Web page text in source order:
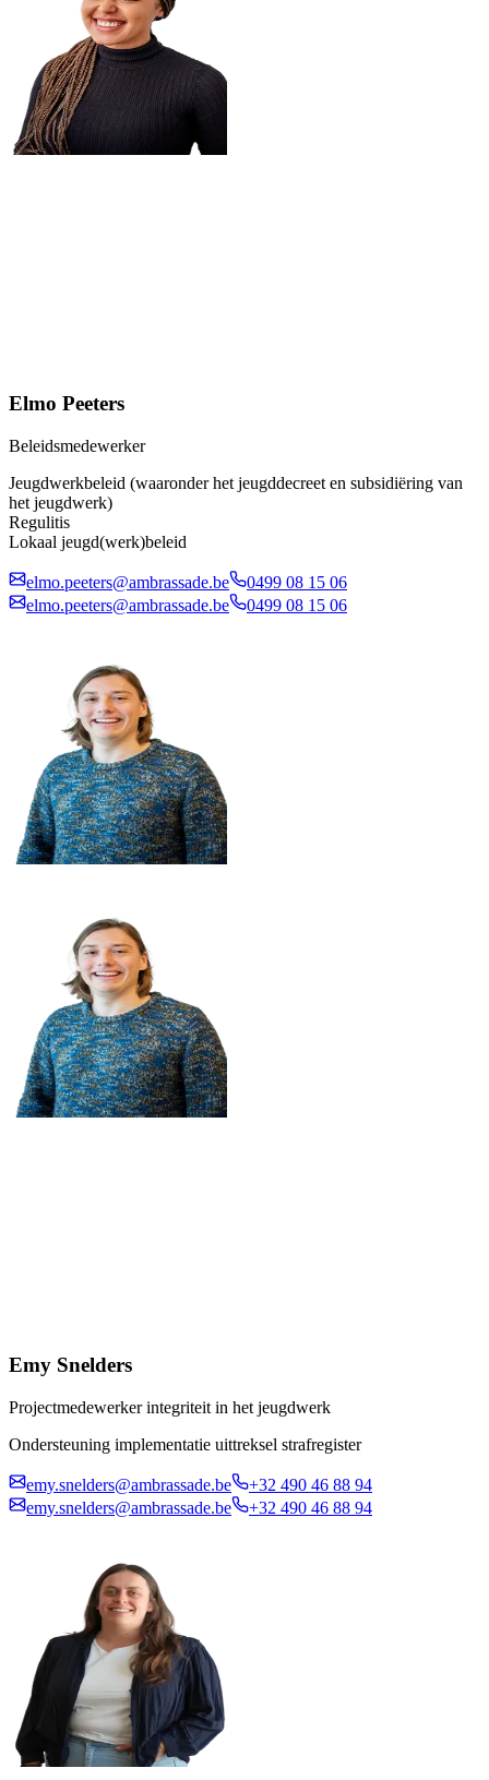
Elmo Peeters
Beleidsmedewerker
Jeugdwerkbeleid (waaronder het jeugddecreet en subsidiëring van
het jeugdwerk)
Regulitis
Lokaal jeugd(werk)beleid
elmo.peeters@ambrassade.be
0499 08 15 06
elmo.peeters@ambrassade.be
0499 08 15 06
Emy Snelders
Projectmedewerker integriteit in het jeugdwerk
Ondersteuning implementatie uittreksel strafregister
emy.snelders@ambrassade.be
+32 490 46 88 94
emy.snelders@ambrassade.be
+32 490 46 88 94